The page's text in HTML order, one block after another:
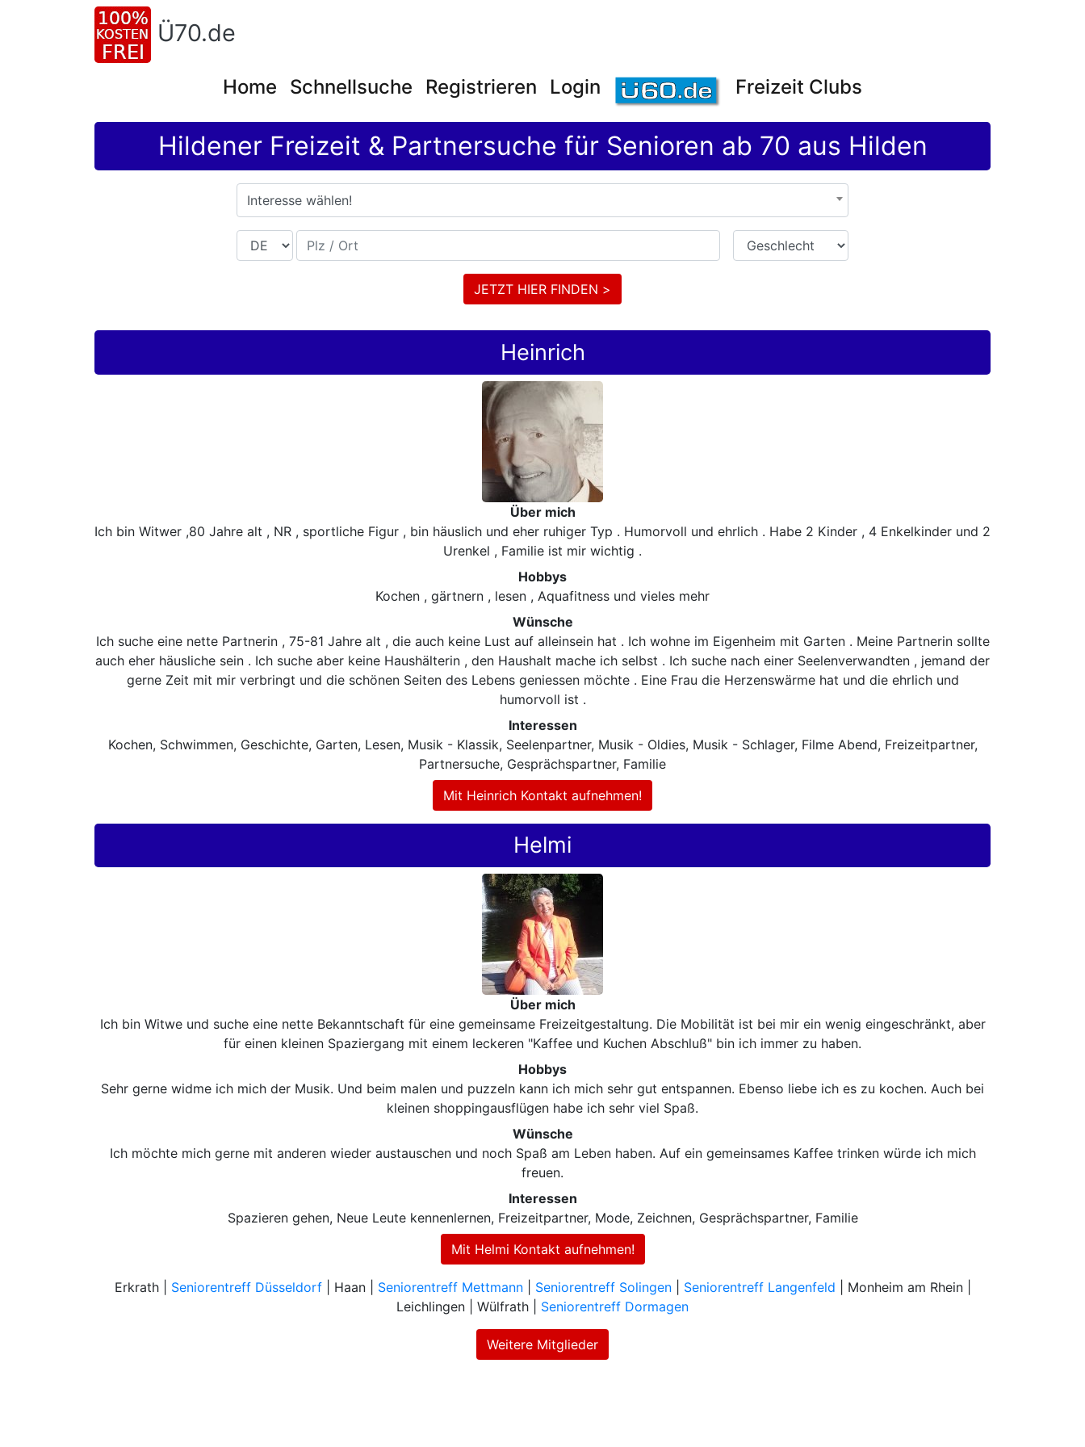
Ü70.de
Home Schnellsuche Registrieren Login Freizeit Clubs
Hildener Freizeit & Partnersuche für Senioren ab 70 aus Hilden
Interesse wählen!
Land Plz / Ort Geschlecht
JETZT HIER FINDEN >
Heinrich
Über mich
Ich bin Witwer ,80 Jahre alt , NR , sportliche Figur , bin häuslich und eher ruhiger Typ . Humorvoll und ehrlich . Habe 2 Kinder , 4 Enkelkinder und 2
Urenkel , Familie ist mir wichtig .
Hobbys
Kochen , gärtnern , lesen , Aquafitness und vieles mehr
Wünsche
Ich suche eine nette Partnerin , 75-81 Jahre alt , die auch keine Lust auf alleinsein hat . Ich wohne im Eigenheim mit Garten . Meine Partnerin sollte
auch eher häusliche sein . Ich suche aber keine Haushälterin , den Haushalt mache ich selbst . Ich suche nach einer Seelenverwandten , jemand der
gerne Zeit mit mir verbringt und die schönen Seiten des Lebens geniessen möchte . Eine Frau die Herzenswärme hat und die ehrlich und
humorvoll ist .
Interessen
Kochen, Schwimmen, Geschichte, Garten, Lesen, Musik - Klassik, Seelenpartner, Musik - Oldies, Musik - Schlager, Filme Abend, Freizeitpartner,
Partnersuche, Gesprächspartner, Familie
Mit Heinrich Kontakt aufnehmen!
Helmi
Über mich
Ich bin Witwe und suche eine nette Bekanntschaft für eine gemeinsame Freizeitgestaltung. Die Mobilität ist bei mir ein wenig eingeschränkt, aber
für einen kleinen Spaziergang mit einem leckeren "Kaffee und Kuchen Abschluß" bin ich immer zu haben.
Hobbys
Sehr gerne widme ich mich der Musik. Und beim malen und puzzeln kann ich mich sehr gut entspannen. Ebenso liebe ich es zu kochen. Auch bei
kleinen shoppingausflügen habe ich sehr viel Spaß.
Wünsche
Ich möchte mich gerne mit anderen wieder austauschen und noch Spaß am Leben haben. Auf ein gemeinsames Kaffee trinken würde ich mich
freuen.
Interessen
Spazieren gehen, Neue Leute kennenlernen, Freizeitpartner, Mode, Zeichnen, Gesprächspartner, Familie
Mit Helmi Kontakt aufnehmen!
Erkrath | Seniorentreff Düsseldorf| Haan | Seniorentreff Mettmann| Seniorentreff Solingen| Seniorentreff Langenfeld | Monheim am Rhein |
Leichlingen | Wülfrath | Seniorentreff Dormagen
Weitere Mitglieder